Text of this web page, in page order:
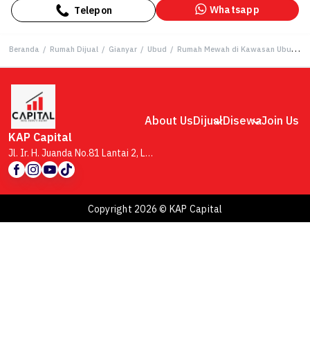
Telepon Whatsapp
Beranda / Rumah Dijual / Gianyar / Ubud / Rumah Mewah di Kawasan Ubud, Gianyar, LB 600m², Harga 14 Miliar
About UsDijualDisewaJoin Us
KAP Capital
Jl. Ir. H. Juanda No.81 Lantai 2, Lb. Siliwangi, Kecamatan Coblong, Kota Bandung, Jawa Barat 40132
Copyright 2026 © KAP Capital